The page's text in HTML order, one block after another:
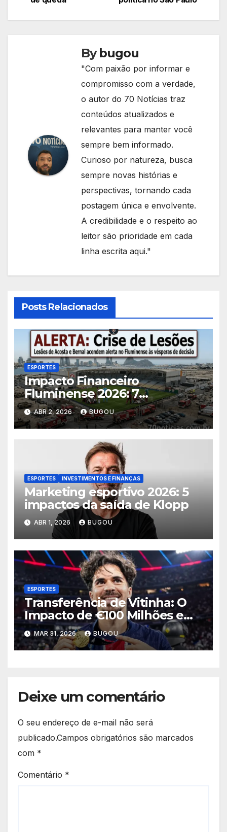
Post
Bybugou
"Com paixão por informar e
compromisso com a verdade,
o autor do 70 Notícias traz
conteúdos atualizados e
relevantes para manter você
sempre bem informado.
Curioso por natureza, busca
sempre novas histórias e
perspectivas, tornando cada
postagem única e envolvente.
A credibilidade e o respeito ao
leitor são prioridade em cada
linha escrita aqui."
Posts Relacionados
ESPORTES
Impacto Financeiro
Fluminense 2026: 7
Consequências das Lesões
ABR 2, 2026 BUGOU
ESPORTES INVESTIMENTOS E FINANÇAS
Marketing esportivo 2026: 5
impactos da saída de Klopp
ABR 1, 2026 BUGOU
ESPORTES
Transferência de Vitinha: O
Impacto de €100 Milhões em
2026
MAR 31, 2026 BUGOU
Deixe um comentário
O seu endereço de e-mail não será
publicado.Campos obrigatórios são marcados
com *
Comentário *